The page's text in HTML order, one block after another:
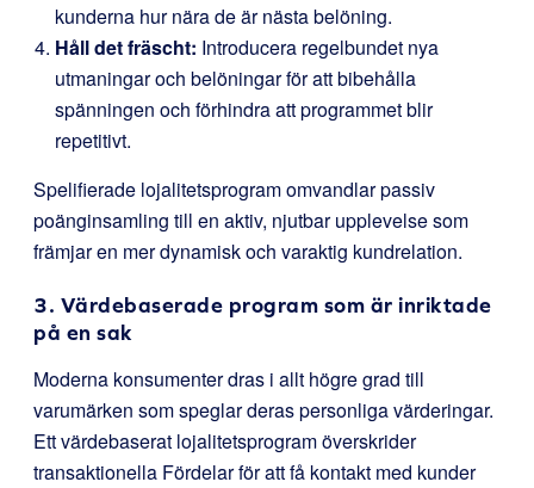
kunderna hur nära de är nästa belöning.
Håll det fräscht: Introducera regelbundet nya
utmaningar och belöningar för att bibehålla
spänningen och förhindra att programmet blir
repetitivt.
Spelifierade lojalitetsprogram omvandlar passiv
poänginsamling till en aktiv, njutbar upplevelse som
främjar en mer dynamisk och varaktig kundrelation.
3. Värdebaserade program som är inriktade
på en sak
Moderna konsumenter dras i allt högre grad till
varumärken som speglar deras personliga värderingar.
Ett värdebaserat lojalitetsprogram överskrider
transaktionella Fördelar för att få kontakt med kunder